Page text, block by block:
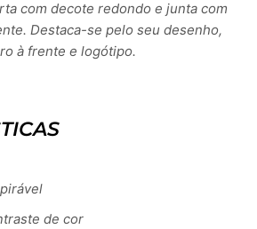
com decote redondo e junta com
Destaca-se pelo seu desenho,
à frente e logótipo.
de cor